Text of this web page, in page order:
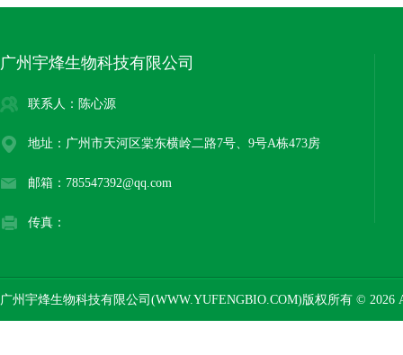
广州宇烽生物科技有限公司
联系人：陈心源
地址：广州市天河区棠东横岭二路7号、9号A栋473房
邮箱：785547392@qq.com
传真：
广州宇烽生物科技有限公司(WWW.YUFENGBIO.COM)版权所有 © 2026